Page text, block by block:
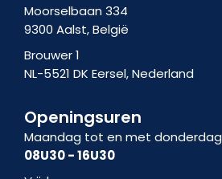
Moorselbaan 334
9300 Aalst, België
Brouwer 1
NL-5521 DK Eersel, Nederland
Openingsuren
Maandag tot en met donderdag
08U30 - 16U30